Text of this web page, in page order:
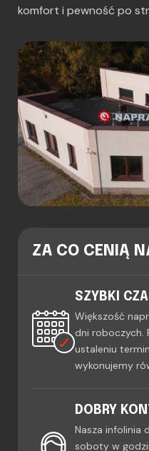
komfort i pewność po
ZA CO CENIĄ
SZYBKI
Większość
dni roboczych.
ustaleniu
wykonujemy
DOBRY
Nasza infolinia
soboty w